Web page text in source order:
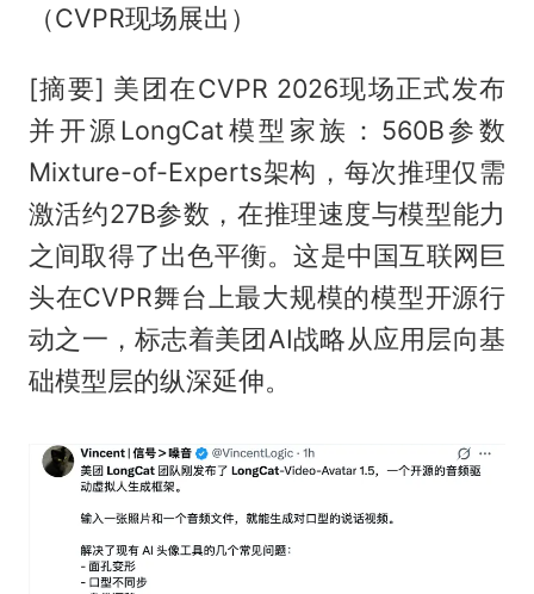
（CVPR现场展出）
[摘要] 美团在CVPR 2026现场正式发布
并开源LongCat模型家族：560B参数
Mixture-of-Experts架构，每次推理仅需
激活约27B参数，在推理速度与模型能力
之间取得了出色平衡。这是中国互联网巨
头在CVPR舞台上最大规模的模型开源行
动之一，标志着美团AI战略从应用层向基
础模型层的纵深延伸。